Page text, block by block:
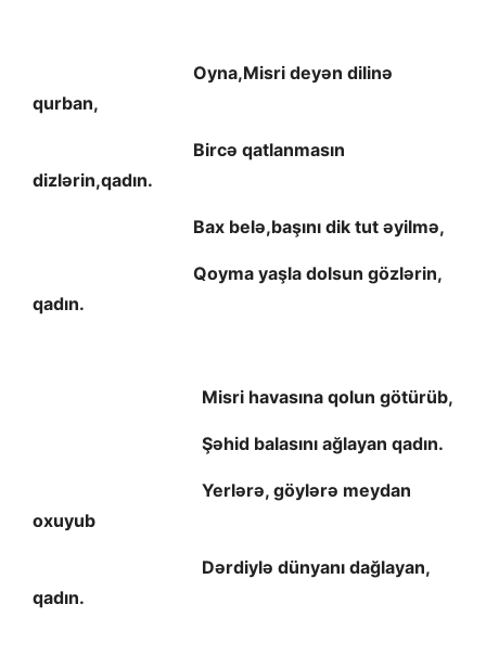
Oyna,Misri deyən dilinə
qurban,
Bircə qatlanmasın
dizlərin,qadın.
Bax belə,başını dik tut əyilmə,
Qoyma yaşla dolsun gözlərin,
qadın.
Misri havasına qolun götürüb,
Şəhid balasını ağlayan qadın.
Yerlərə, göylərə meydan
oxuyub
Dərdiylə dünyanı dağlayan,
qadın.